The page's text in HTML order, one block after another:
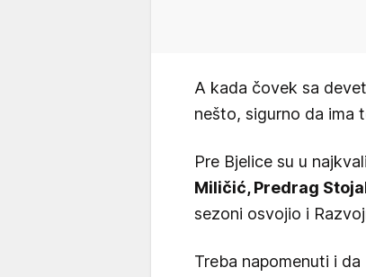
A kada čovek sa
nešto, sigurno da ima
Pre Bjelice su u
Miličić, Predrag
sezoni osvojio i
Treba napomenuti i